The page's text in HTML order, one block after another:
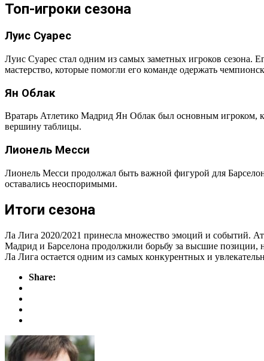
Топ-игроки сезона
Луис Суарес
Луис Суарес стал одним из самых заметных игроков
мастерство, которые помогли его команде одержать
Ян Облак
Вратарь Атлетико Мадрид Ян Облак был основным игроком,
вершину таблицы.
Лионель Месси
Лионель Месси продолжал быть важной фигурой для
оставались неоспоримыми.
Итоги сезона
Ла Лига 2020/2021 принесла множество эмоций и событий.
Мадрид и Барселона продолжили борьбу за высшие позиции,
Ла Лига остается одним из самых конкурентных и
Share: